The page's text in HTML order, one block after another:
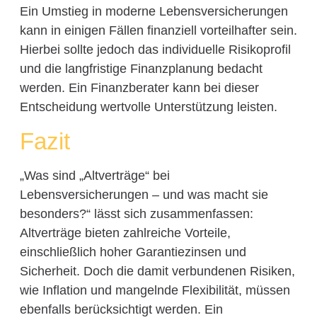
Ein Umstieg in moderne Lebensversicherungen
kann in einigen Fällen finanziell vorteilhafter sein.
Hierbei sollte jedoch das individuelle Risikoprofil
und die langfristige Finanzplanung bedacht
werden. Ein Finanzberater kann bei dieser
Entscheidung wertvolle Unterstützung leisten.
Fazit
„Was sind „Altverträge“ bei
Lebensversicherungen – und was macht sie
besonders?“ lässt sich zusammenfassen:
Altverträge bieten zahlreiche Vorteile,
einschließlich hoher Garantiezinsen und
Sicherheit. Doch die damit verbundenen Risiken,
wie Inflation und mangelnde Flexibilität, müssen
ebenfalls berücksichtigt werden. Ein